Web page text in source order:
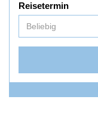
Reisetermin